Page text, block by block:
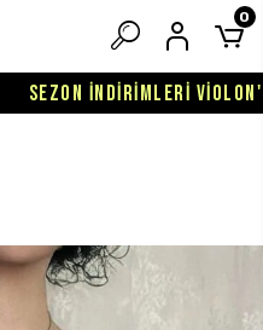
SEZON İNDİRİMLERİ
0